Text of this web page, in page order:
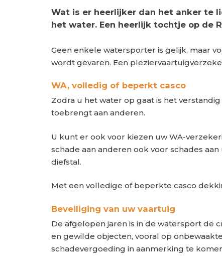
Wat is er heerlijker dan het anker te
het water. Een heerlijk tochtje op de
Geen enkele watersporter is gelijk, maar
wordt gevaren. Een
WA, volledig of beperkt casco
Zodra u het water op gaat is het
toebrengt aan anderen.
U kunt er ook voor kiezen uw WA-
schade aan anderen ook voor schades
diefstal.
Met een volledige of beperkte casco
Beveiliging van uw vaartuig
De afgelopen jaren is in de watersport de
en gewilde objecten, vooral op
schadevergoeding in aanmerking te